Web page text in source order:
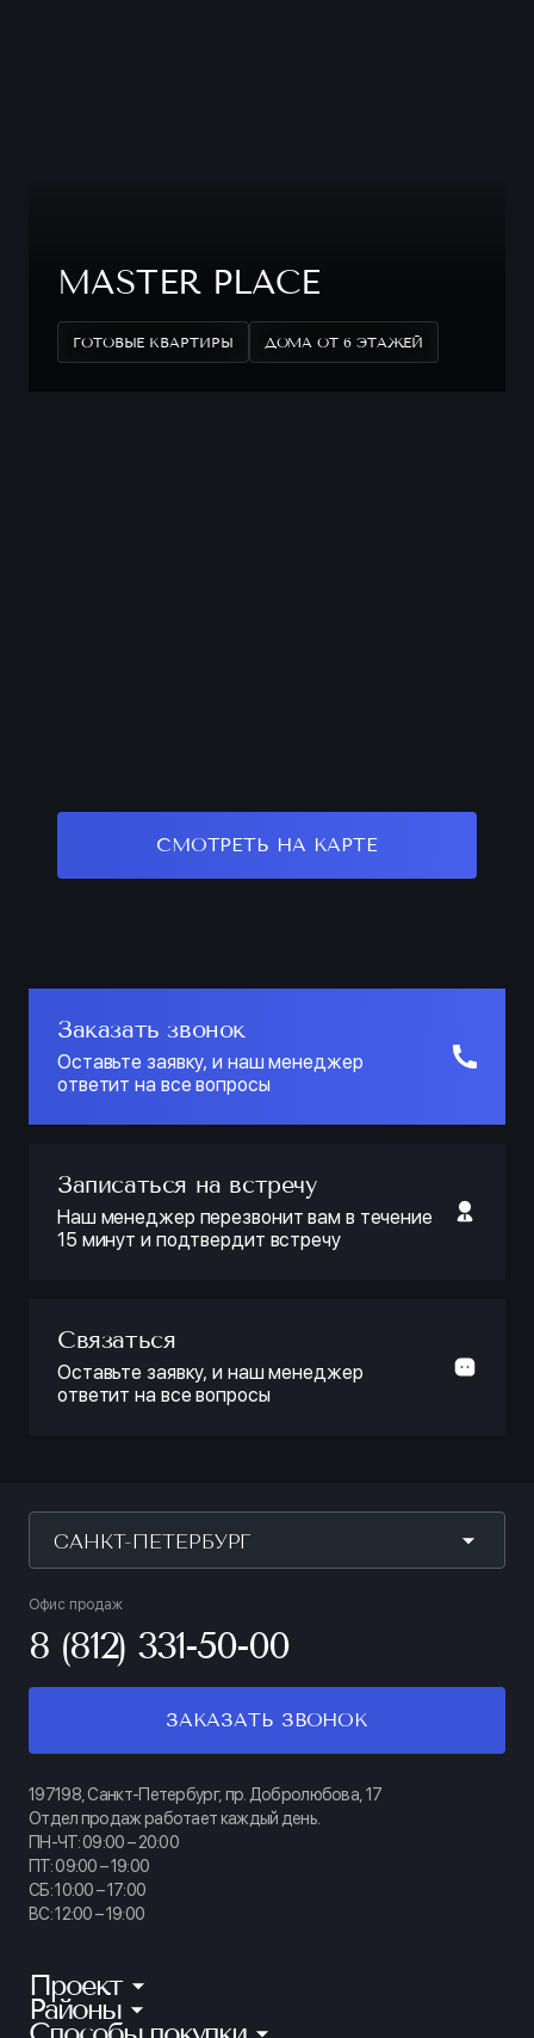
MASTER PLACE
ГОТОВЫЕ КВАРТИРЫ ДОМА ОТ 6 ЭТАЖЕЙ
СМОТРЕТЬ НА КАРТЕ
Заказать звонок
Оставьте заявку, и наш менеджер
ответит на все вопросы
Записаться на встречу
Наш менеджер перезвонит вам в течение
15 минут и подтвердит встречу
Связаться
Оставьте заявку, и наш менеджер
ответит на все вопросы
САНКТ-ПЕТЕРБУРГ
Офис продаж
8 (812) 331-50-00
ЗАКАЗАТЬ ЗВОНОК
197198, Санкт-Петербург, пр. Добролюбова, 17
Отдел продаж работает каждый день.
ПН-ЧТ: 09:00 – 20:00
ПТ: 09:00 – 19:00
СБ: 10:00 – 17:00
ВС: 12:00 – 19:00
Проект
КИНОПАРК
Районы
Калининский